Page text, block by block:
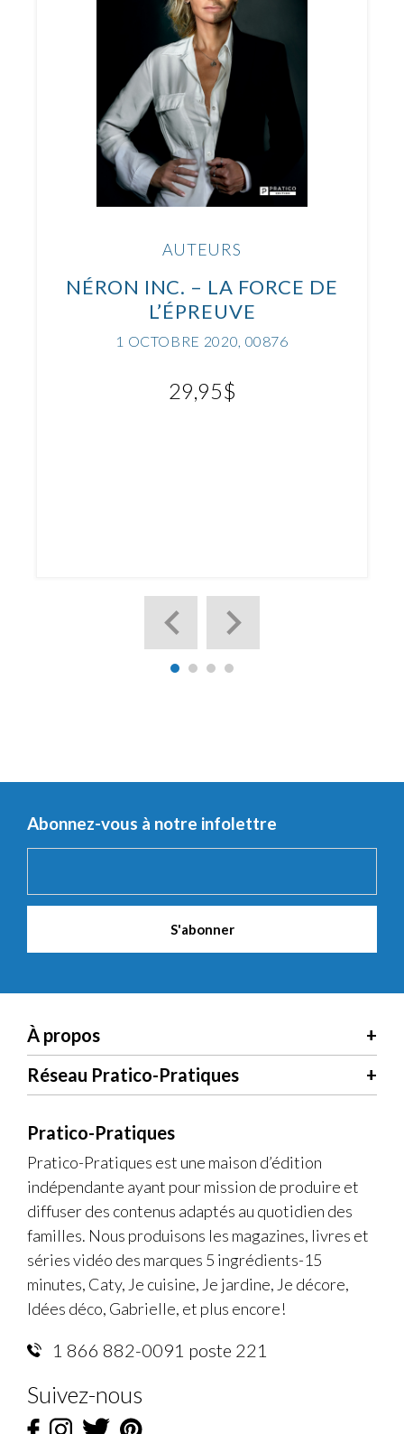
AUTEURS
NÉRON INC. – LA FORCE DE
L’ÉPREUVE
1 OCTOBRE 2020, 00876
29,95$
Abonnez-vous à notre infolettre
Pratico-Pratiques
Pratico-Pratiques est une maison d’édition
indépendante ayant pour mission de produire et
diffuser des contenus adaptés au quotidien des
familles. Nous produisons les magazines, livres et
séries vidéo des marques 5 ingrédients-15
minutes, Caty, Je cuisine, Je jardine, Je décore,
Idées déco, Gabrielle, et plus encore!
1 866 882-0091 poste 221
Suivez-nous
À propos
Réseau Pratico-Pratiques